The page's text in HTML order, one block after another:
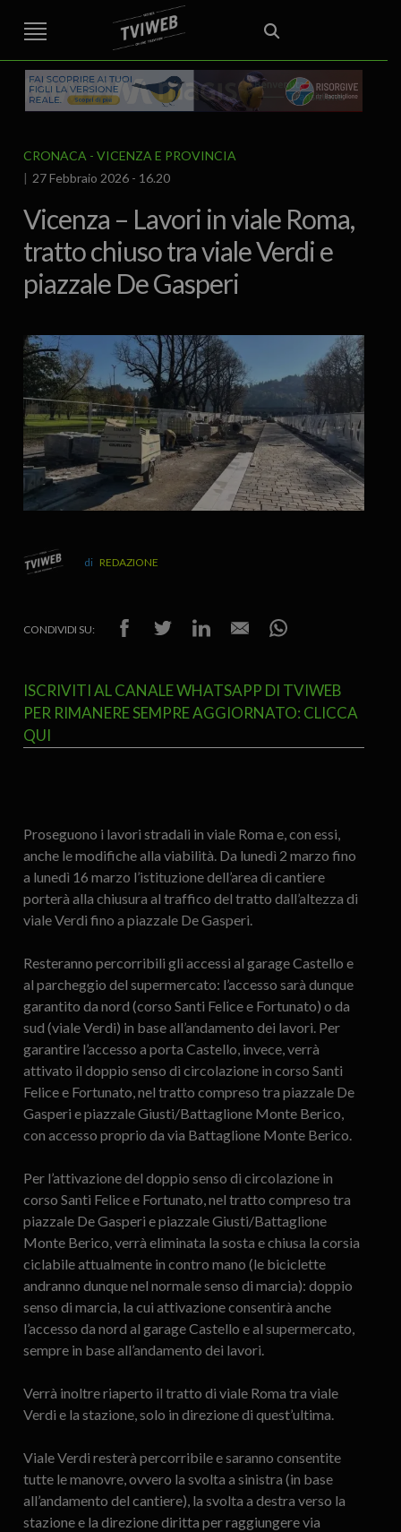
STREET TG CRONACA VENETO
VICENZA E PROVINCIA
AREA BERICA
ECONOMIA ATTUALITA’ POLITICA
EDITORIALE ITALIA E MONDO CURIOSITÀ – LIFESTYLE
CULTURA ARTE
SPORT
IL GRAFFIO FOOD & DRINK FUORIPORTA EROTICO VICENTINO
CRONACA
VICENZA E PROVINCIA
27 Febbraio 2026 - 16.20
Vicenza – Lavori in viale Roma,
tratto chiuso tra viale Verdi e
piazzale De Gasperi
REDAZIONE
CONDIVIDI SU:
ISCRIVITI AL CANALE WHATSAPP DI TVIWEB
PER RIMANERE SEMPRE AGGIORNATO: CLICCA
QUI
Proseguono i lavori stradali in viale Roma e, con essi,
anche le modifiche alla viabilità. Da lunedì 2 marzo fino
a lunedì 16 marzo l’istituzione dell’area di cantiere
porterà alla chiusura al traffico del tratto dall’altezza di
viale Verdi fino a piazzale De Gasperi.
Resteranno percorribili gli accessi al garage Castello e
al parcheggio del supermercato: l’accesso sarà dunque
garantito da nord (corso Santi Felice e Fortunato) o da
sud (viale Verdi) in base all’andamento dei lavori. Per
garantire l’accesso a porta Castello, invece, verrà
attivato il doppio senso di circolazione in corso Santi
Felice e Fortunato, nel tratto compreso tra piazzale De
Gasperi e piazzale Giusti/Battaglione Monte Berico,
con accesso proprio da via Battaglione Monte Berico.
Per l’attivazione del doppio senso di circolazione in
corso Santi Felice e Fortunato, nel tratto compreso tra
piazzale De Gasperi e piazzale Giusti/Battaglione
Monte Berico, verrà eliminata la sosta e chiusa la corsia
ciclabile attualmente in contro mano (le biciclette
andranno dunque nel normale senso di marcia): doppio
senso di marcia, la cui attivazione consentirà anche
l’accesso da nord al garage Castello e al supermercato,
sempre in base all’andamento dei lavori.
Verrà inoltre riaperto il tratto di viale Roma tra viale
Verdi e la stazione, solo in direzione di quest’ultima.
Viale Verdi resterà percorribile e saranno consentite
tutte le manovre, ovvero la svolta a sinistra (in base
all’andamento del cantiere), la svolta a destra verso la
stazione e la direzione diritta per raggiungere via